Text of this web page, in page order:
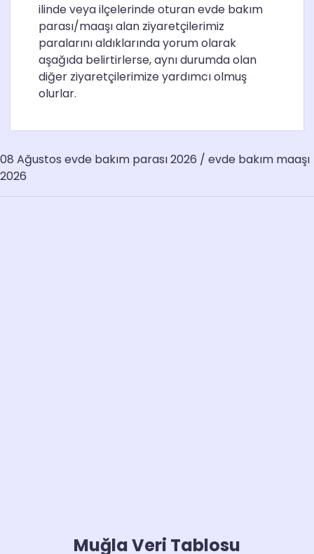
ilinde veya ilçelerinde oturan evde bakım
parası/maaşı alan ziyaretçilerimiz
paralarını aldıklarında yorum olarak
aşağıda belirtirlerse, aynı durumda olan
diğer ziyaretçilerimize yardımcı olmuş
olurlar.
08 Ağustos evde bakım parası 2026 / evde bakım maaşı
2026
Muğla Veri Tablosu